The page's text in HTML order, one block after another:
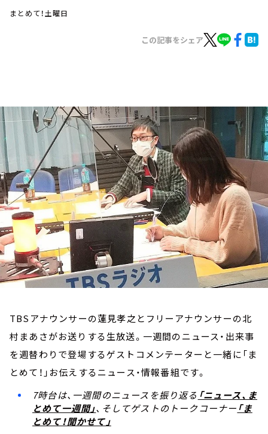
今日の番組表
YouTube
会社情報
まとめて！土曜日
この記事をシェア
TBSアナウンサーの蓮見孝之とフリーアナウンサーの北
村まあさがお送りする生放送。一週間のニュース・出来事
を週替わりで登場するゲストコメンテーターと一緒に「ま
とめて！」お伝えするニュース・情報番組です。
7時台は、一週間のニュースを振り返る 「ニュース、ま
とめて一週間」、そしてゲストのトークコーナー 「ま
とめて！聞かせて」